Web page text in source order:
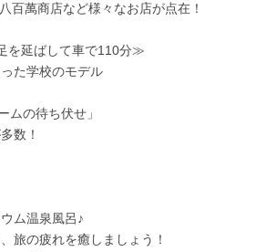
百萬商店など様々なお店が点在！
し足を延ばして車で110分≫
た学校のモデル
ムの待ち伏せ」
数！
ム温泉風呂♪
旅の疲れを癒しましょう！